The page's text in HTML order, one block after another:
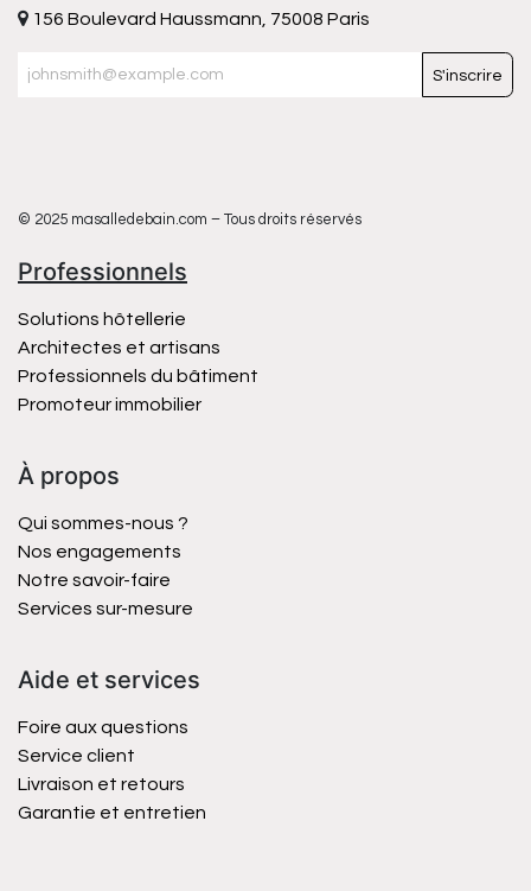
156 Boulevard Haussmann, 75008 Paris
S'inscrire
© 2025 masalledebain.com – Tous droits réservés
Professionnels
Solutions hôtellerie
Architectes et artisans
Professionnels du bâtiment
Promoteur immobilier
À propos
Qui sommes-nous ?
Nos engagements
Notre savoir-faire
Services sur-mesure
Aide et services
Foire aux questions
Service client
Livraison et retours
Garantie et entretien